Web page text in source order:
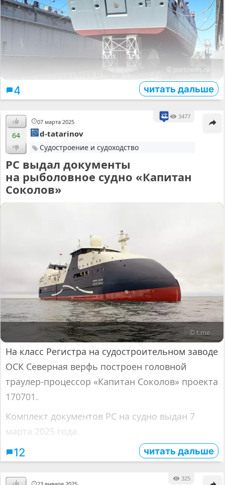
© portnews.ru
4 читать дальше
07 марта 2025
3477
64 d-tatarinov
Судостроение и судоходство
РС выдал документы
на рыболовное судно «Капитан
Соколов»
© t.me
На класс Регистра на судостроительном заводе
ОСК Северная верфь построен головной
траулер-процессор «Капитан Соколов» проекта
170701.
Комплект документов РС на судно выдан 7
марта 2025 года.
12 читать дальше
325